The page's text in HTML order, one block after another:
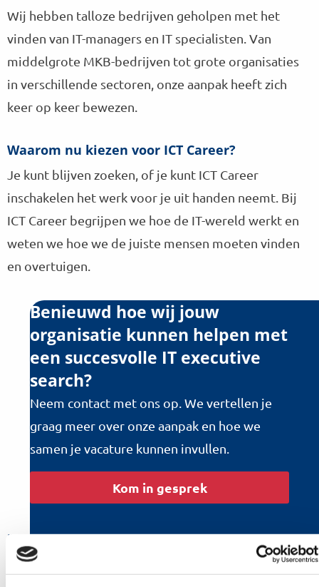
Wij hebben talloze bedrijven geholpen met het
vinden van IT-managers en IT specialisten. Van
middelgrote MKB-bedrijven tot grote organisaties
in verschillende sectoren, onze aanpak heeft zich
keer op keer bewezen.
Waarom nu kiezen voor ICT Career?
Je kunt blijven zoeken, of je kunt ICT Career
inschakelen het werk voor je uit handen neemt. Bij
ICT Career begrijpen we hoe de IT-wereld werkt en
weten we hoe we de juiste mensen moeten vinden
en overtuigen.
Benieuwd hoe wij jouw
organisatie kunnen helpen met
een succesvolle IT executive
search?
Neem contact met ons op. We vertellen je
graag meer over onze aanpak en hoe we
samen je vacature kunnen invullen.
Kom in gesprek
IT Executive Search
Recente artikelen / blog items